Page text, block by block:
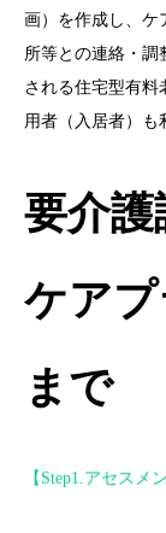
画）を作成し、ケ
所等との連絡・調
される住宅型有料
用者（入居者）も
要介
ケア
まで
【Step1.アセスメ